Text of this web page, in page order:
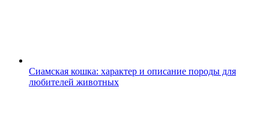
Сиамская кошка: характер и описание породы для
любителей животных